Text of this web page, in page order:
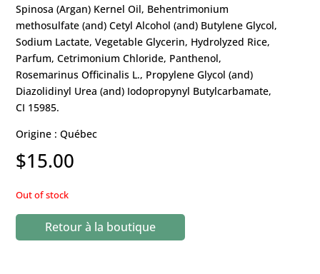
Spinosa (Argan) Kernel Oil, Behentrimonium
methosulfate (and) Cetyl Alcohol (and) Butylene Glycol,
Sodium Lactate, Vegetable Glycerin, Hydrolyzed Rice,
Parfum, Cetrimonium Chloride, Panthenol,
Rosemarinus Officinalis L., Propylene Glycol (and)
Diazolidinyl Urea (and) Iodopropynyl Butylcarbamate,
CI 15985.
Origine : Québec
$15.00
Out of stock
Retour à la boutique